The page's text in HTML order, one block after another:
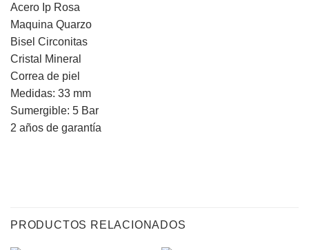
Acero Ip Rosa
Maquina Quarzo
Bisel Circonitas
Cristal Mineral
Correa de piel
Medidas: 33 mm
Sumergible: 5 Bar
2 años de garantía
PRODUCTOS RELACIONADOS